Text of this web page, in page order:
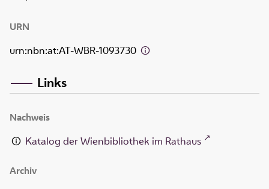
URN
urn:nbn:at:AT-WBR-1093730
Links
Nachweis
Katalog der Wienbibliothek im Rathaus
Archiv